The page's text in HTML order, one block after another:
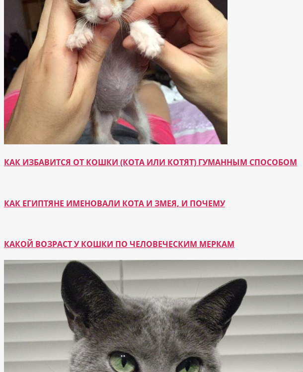
КАК ИЗБАВИТСЯ ОТ КОШКИ (КОТА ИЛИ КОТЯТ) ГУМАННЫМ СПОСОБОМ
КАК ЕГИПТЯНЕ ИМЕНОВАЛИ КОТА И ЗМЕЯ, И ПОЧЕМУ
КАКОЙ ВОЗРАСТ У КОШКИ ПО ЧЕЛОВЕЧЕСКИМ МЕРКАМ